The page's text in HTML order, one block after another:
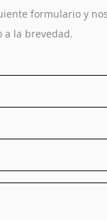
formulario y
a la brevedad.